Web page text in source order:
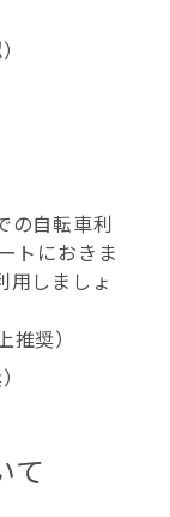
の自転車利
トにおきま
用しましょ
奨）
て